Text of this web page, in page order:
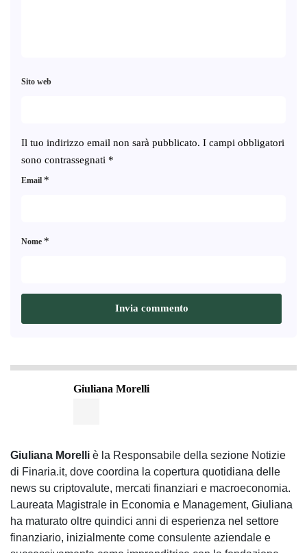
Il tuo indirizzo email non sarà pubblicato. I campi obbligatori
sono contrassegnati *
Nome *
Email *
Sito web
Giuliana Morelli
Giuliana Morelli è la Responsabile della sezione Notizie
di Finaria.it, dove coordina la copertura quotidiana delle
news su criptovalute, mercati finanziari e macroeconomia.
Laureata Magistrale in Economia e Management, Giuliana
ha maturato oltre quindici anni di esperienza nel settore
finanziario, inizialmente come consulente aziendale e